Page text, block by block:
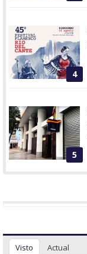
4
5
Visto Actual